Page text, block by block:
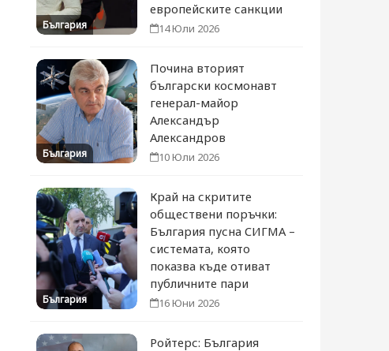
България
европейските санкции
14 Юли 2026
България
Почина вторият
български космонавт
генерал-майор
Александър
Александров
10 Юли 2026
България
Край на скритите
обществени поръчки:
България пусна СИГМА –
системата, която
показва къде отиват
публичните пари
16 Юни 2026
Ройтерс: България